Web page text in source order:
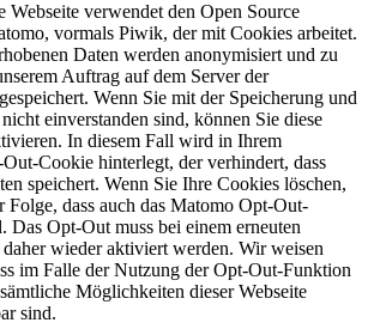
Webseite verwendet den Open Source
vormals Piwik, der mit Cookies arbeitet.
Daten werden anonymisiert und zu
Auftrag auf dem Server der
Wenn Sie mit der Speicherung und
einverstanden sind, können Sie diese
In diesem Fall wird in Ihrem
Cookie hinterlegt, der verhindert, dass
speichert. Wenn Sie Ihre Cookies löschen,
Folge, dass auch das Matomo Opt-Out-
Das Opt-Out muss bei einem erneuten
daher wieder aktiviert werden. Wir weisen
im Falle der Nutzung der Opt-Out-Funktion
Möglichkeiten dieser Webseite
sind.